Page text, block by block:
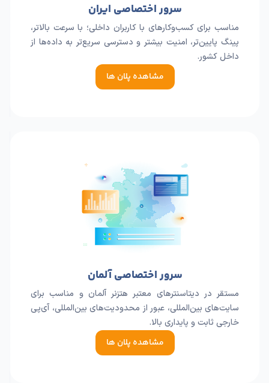
سرور اختصاصی ایران
مناسب برای کسب‌وکارهای با کاربران داخلی؛ با سرعت بالاتر،
پینگ پایین‌تر، امنیت بیشتر و دسترسی سریع‌تر به داده‌ها از
داخل کشور.
مشاهده پلان ها
سرور اختصاصی آلمان
مستقر در دیتاسنترهای معتبر هتزنر آلمان و مناسب برای
سایت‌های بین‌المللی، عبور از محدودیت‌های بین‌المللی، آی‌پی
خارجی ثابت و پایداری بالا.
مشاهده پلان ها